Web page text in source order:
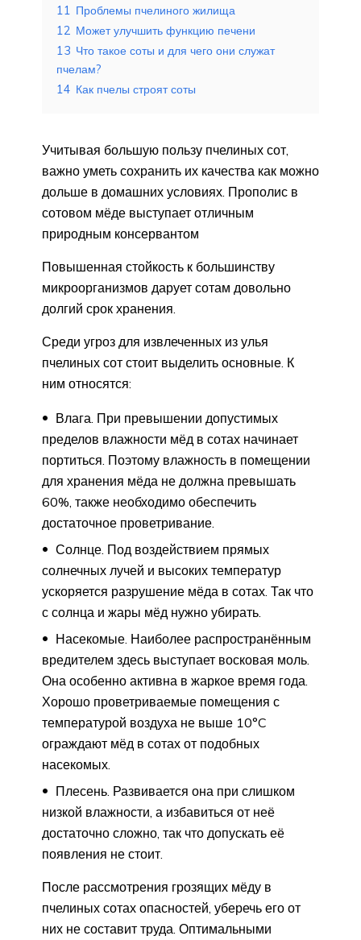
11 Проблемы пчелиного жилища
12 Может улучшить функцию печени
13 Что такое соты и для чего они служат
пчелам?
14 Как пчелы строят соты
Учитывая большую пользу пчелиных сот,
важно уметь сохранить их качества как можно
дольше в домашних условиях. Прополис в
сотовом мёде выступает отличным
природным консервантом
Повышенная стойкость к большинству
микроорганизмов дарует сотам довольно
долгий срок хранения.
Среди угроз для извлеченных из улья
пчелиных сот стоит выделить основные. К
ним относятся:
Влага. При превышении допустимых
пределов влажности мёд в сотах начинает
портиться. Поэтому влажность в помещении
для хранения мёда не должна превышать
60%, также необходимо обеспечить
достаточное проветривание.
Солнце. Под воздействием прямых
солнечных лучей и высоких температур
ускоряется разрушение мёда в сотах. Так что
с солнца и жары мёд нужно убирать.
Насекомые. Наиболее распространённым
вредителем здесь выступает восковая моль.
Она особенно активна в жаркое время года.
Хорошо проветриваемые помещения с
температурой воздуха не выше 10°C
ограждают мёд в сотах от подобных
насекомых.
Плесень. Развивается она при слишком
низкой влажности, а избавиться от неё
достаточно сложно, так что допускать её
появления не стоит.
После рассмотрения грозящих мёду в
пчелиных сотах опасностей, уберечь его от
них не составит труда. Оптимальными